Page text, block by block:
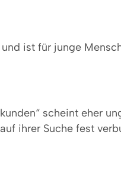
ist für junge
scheint eher
ihrer Suche fest